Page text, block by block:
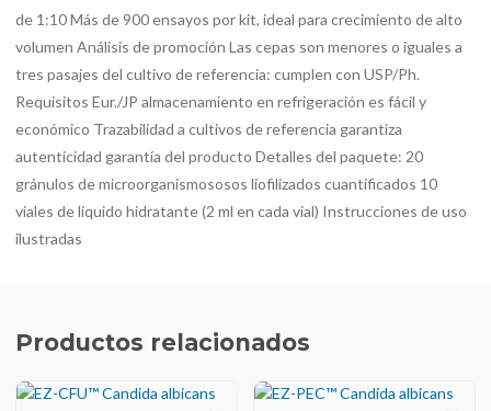
de 1:10 Más de 900 ensayos por kit, ideal para crecimiento de alto
volumen Análisis de promoción Las cepas son menores o iguales a
tres pasajes del cultivo de referencia: cumplen con USP/Ph.
Requisitos Eur./JP almacenamiento en refrigeración es fácil y
económico Trazabilidad a cultivos de referencia garantiza
autenticidad garantía del producto Detalles del paquete: 20
gránulos de microorganismososos liofilizados cuantificados 10
viales de líquido hidratante (2 ml en cada vial) Instrucciones de uso
ilustradas
Productos relacionados